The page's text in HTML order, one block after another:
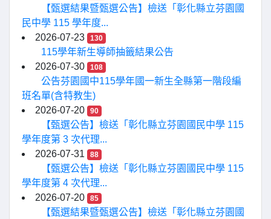
【甄選結果暨甄選公告】檢送「彰化縣立芬園國
民中學 115 學年度...
2026-07-23
130
115學年新生導師抽籤結果公告
2026-07-30
108
公告芬園國中115學年國一新生全縣第一階段編
班名單(含特教生)
2026-07-20
90
【甄選公告】檢送「彰化縣立芬園國民中學 115
學年度第 3 次代理...
2026-07-31
88
【甄選公告】檢送「彰化縣立芬園國民中學 115
學年度第 4 次代理...
2026-07-20
85
【甄選結果暨甄選公告】檢送「彰化縣立芬園國